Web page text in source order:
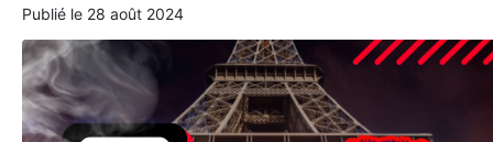
Publié le 28 août 2024